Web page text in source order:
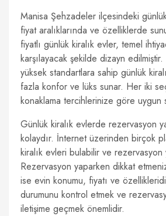
Manisa Şehzadeler ilçesindeki
fiyat aralıklarında ve özelliklerde
fiyatlı günlük kiralık evler, temel
karşılayacak şekilde dizayn
yüksek standartlara sahip günlük
fazla konfor ve lüks sunar. Her iki
konaklama tercihlerinize göre uygun
Günlük kiralık evlerde rezervasyon
kolaydır. İnternet üzerinden birçok
kiralık evleri bulabilir ve rezervasyon
Rezervasyon yaparken dikkat
ise evin konumu, fiyatı ve
durumunu kontrol etmek ve
iletişime geçmek önemlidir.